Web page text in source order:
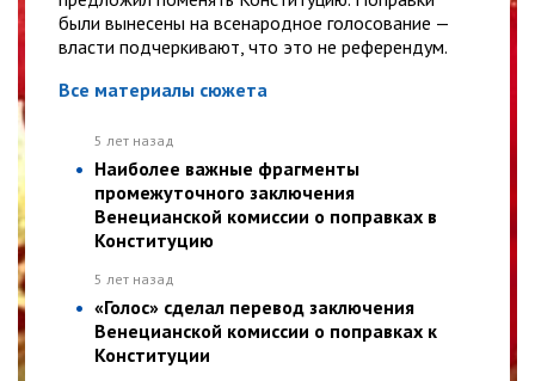
были вынесены на всенародное голосование —
власти подчеркивают, что это не референдум.
Все материалы сюжета
5 лет назад
Наиболее важные фрагменты
промежуточного заключения
Венецианской комиссии о поправках в
Конституцию
5 лет назад
«Голос» сделал перевод заключения
Венецианской комиссии о поправках к
Конституции